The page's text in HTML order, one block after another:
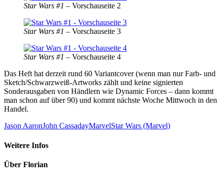
Star Wars #1 – Vorschauseite 2
Star Wars #1 – Vorschauseite 3
Star Wars #1 – Vorschauseite 4
Das Heft hat derzeit rund 60 Variantcover (wenn man nur Farb- und
Sketch/Schwarzweiß-Artworks zählt und keine signierten
Sonderausgaben von Händlern wie Dynamic Forces – dann kommt
man schon auf über 90) und kommt nächste Woche Mittwoch in den
Handel.
Jason AaronJohn CassadayMarvelStar Wars (Marvel)
Weitere Infos
Über Florian